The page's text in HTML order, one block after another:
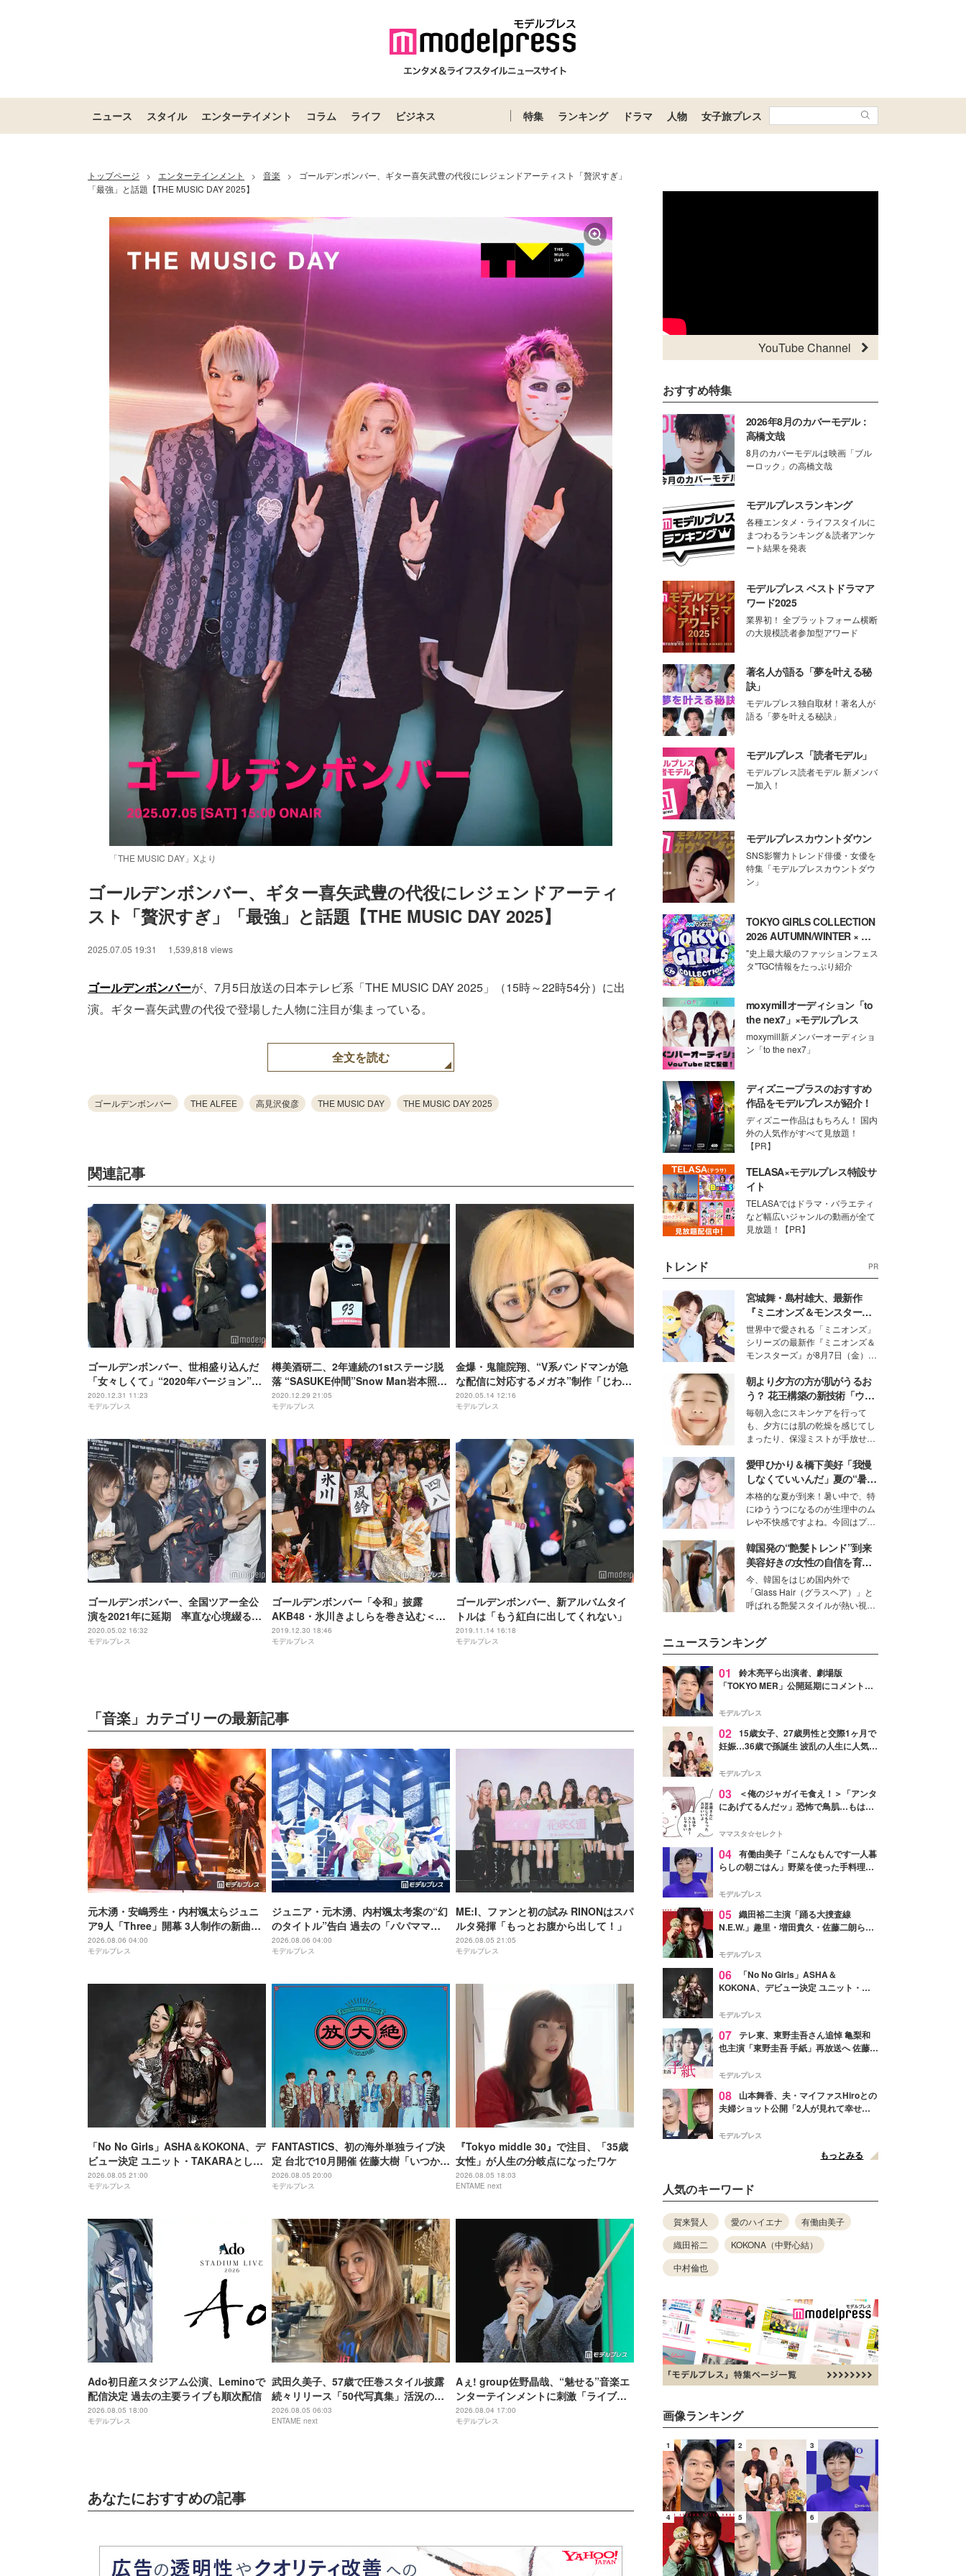
ニュース スタイル エンターテイメント コラム ライフ ビジネス 特集 ランキング ドラマ 人物 女子旅プレス
トップページ > エンターテインメント > 音楽 >
ゴールデンボンバー、ギター喜矢武豊の代役にレジェンドアーティスト「贅沢すぎ」
「最強」と話題【THE MUSIC DAY 2025】
「THE MUSIC DAY」Xより
ゴールデンボンバー、ギター喜矢武豊の代役にレジェンドアーティ
スト「贅沢すぎ」「最強」と話題【THE MUSIC DAY 2025】
2025.07.05 19:31 1,539,818 views
ゴールデンボンバーが、7月5日放送の日本テレビ系「THE MUSIC DAY 2025」（15時～22時54分）に出
演。ギター喜矢武豊の代役で登場した人物に注目が集まっている。
全文を読む
ゴールデンボンバー THE ALFEE 高見沢俊彦 THE MUSIC DAY THE MUSIC DAY 2025
関連記事
ゴールデンボンバー、世相盛り込んだ
「女々しくて」“2020年バージョン”が
話題「元気をもらった」「秀逸」
2020.12.31 11:23
モデルプレス
樽美酒研二、2年連続の1stステージ脱
落 “SASUKE仲間”Snow Man岩本照も
涙＜SASUKE2020＞
2020.12.29 21:05
モデルプレス
金爆・鬼龍院翔、“V系バンドマンが急
な配信に対応するメガネ”制作「じわじ
わ来る」「グッズ化希望」
2020.05.14 12:16
モデルプレス
ゴールデンボンバー、全国ツアー全公
演を2021年に延期 率直な心境綴る
「絶対に気持ちは折りません」
2020.05.02 16:32
モデルプレス
ゴールデンボンバー「令和」披露
AKB48・氷川きよしらを巻き込む＜レ
コ大＞
2019.12.30 18:46
モデルプレス
ゴールデンボンバー、新アルバムタイ
トルは「もう紅白に出してくれない」
2019.11.14 16:18
モデルプレス
「音楽」カテゴリーの最新記事
元木湧・安嶋秀生・内村颯太らジュニ
ア9人「Three」開幕 3人制作の新曲＆
手描きセットに込めた想い「もっと前
に進んで夢を掴みたい」【ゲネプロレ
2026.08.06 04:00
モデルプレス
ジュニア・元木湧、内村颯太考案の“幻
のタイトル”告白 過去の「パパママ一
番」を例に「颯太の作戦は成功」
【Three】
2026.08.06 04:00
モデルプレス
ME:I、ファンと初の試み RINONはスパ
ルタ発揮「もっとお腹から出して！」
2026.08.05 21:05
モデルプレス
「No No Girls」ASHA＆KOKONA、デ
ビュー決定 ユニット・TAKARAとして
セルフプロデュース楽曲リリースへ
2026.08.05 21:00
モデルプレス
FANTASTICS、初の海外単独ライブ決
定 台北で10月開催 佐藤大樹「いつか実
現させたいと思っていた」
2026.08.05 20:00
モデルプレス
『Tokyo middle 30』で注目、「35歳
女性」が人生の分岐点になったワケ
2026.08.05 18:03
ENTAME next
Ado初日産スタジアム公演、Leminoで
配信決定 過去の主要ライブも順次配信
2026.08.05 18:00
モデルプレス
武田久美子、57歳で圧巻スタイル披露
続々リリース「50代写真集」活況の背
景
2026.08.05 06:03
ENTAME next
Aぇ! group佐野晶哉、“魅せる”音楽エ
ンターテインメントに刺激「ライブで
こんな風なパフォーマンスをしてみた
い」【blast ブラスト！】
2026.08.04 17:00
モデルプレス
あなたにおすすめの記事
YouTube Channel
おすすめ特集
2026年8月のカバーモデル：
高橋文哉
8月のカバーモデルは映画「ブル
ーロック」の高橋文哉
モデルプレスランキング
各種エンタメ・ライフスタイルに
まつわるランキング＆読者アンケ
ート結果を発表
モデルプレス ベストドラマア
ワード2025
業界初！ 全プラットフォーム横断
の大規模読者参加型アワード
著名人が語る「夢を叶える秘
訣」
モデルプレス独自取材！著名人が
語る「夢を叶える秘訣」
モデルプレス「読者モデル」
モデルプレス読者モデル 新メンバ
ー加入！
モデルプレスカウントダウン
SNS影響力トレンド俳優・女優を
特集「モデルプレスカウントダウ
ン」
TOKYO GIRLS COLLECTION
2026 AUTUMN/WINTER × モ
デルプレス
"史上最大級のファッションフェス
タ"TGC情報をたっぷり紹介
moxymillオーディション「to
the nex7」×モデルプレス
moxymill新メンバーオーディショ
ン「to the nex7」
ディズニープラスのおすすめ
作品をモデルプレスが紹介！
ディズニー作品はもちろん！ 国内
外の人気作がすべて見放題！
【PR】
TELASA×モデルプレス特設サ
イト
TELASAではドラマ・バラエティ
など幅広いジャンルの動画が全て
見放題！【PR】
トレンド PR
宮城舞・島村雄大、最新作
『ミニオンズ＆モンスター
ズ』の魅力熱弁 ハチャメチャ
だけじゃない“友情と絆”に感
動
世界中で愛される「ミニオンズ」
シリーズの最新作『ミニオンズ＆
モンスターズ』が8月7日（金）に
ニオン好き”という共通点を持つモ
デルの宮城舞と島村雄大の特別対
談をお届け！それぞれの視点か
ら、今作ならではの魅力や予想外
の感動をもたらす奥深いストーリ
ーについて熱く語り合ってもらっ
た。
朝より夕方の方が肌がうるお
う？ 花王構築の新技術「ウォ
ーターキャプチャリングスキ
ン（捕水肌）」がスキンケア
の常識を変える予感
毎朝入念にスキンケアを行って
も、夕方には肌の乾燥を感じてし
まったり、保湿ミストが手放せな
な美容の常識を大きく変える可能
性を秘めた、革新的な「Water
Capturing Skin（ウォーターキャ
プチャリングスキン：捕水肌）」
技術を、花王が構築した。
愛甲ひかり＆橋下美好「我慢
しなくていいんだ」夏の“暑さ
対策”の新しい選択肢とは？
本格的な夏が到来！暑い中で、特
にゆううつになるのが生理中のム
レや不快感ですよね。今回はプラ
モデル・愛甲ひかりさんと橋下美
好さんを迎えて本音で女子会トー
ク。猛暑のお出かけを快適に過ご
すヒントや、2人が感動した夏の
生理の新常識にも迫りました。
韓国発の“艶髪トレンド”到来
美容好きの女性の自信を育む
「ヘアケア事情」って？
今、韓国をはじめ国内外で
「Glass Hair（グラスヘア）」と
呼ばれる艶髪スタイルが熱い視線
して、“髪そのものの美しさ”に改
めて注目する人が増えている様
子。今回は、そんな憧れの艶やか
な髪を日常で叶える、美容好きの
ます。
ニュースランキング
01
鈴木亮平ら出演者、劇場版
「TOKYO MER」公開延期にコメント
最大の敬意とエールを」
モデルプレス
02 15歳女子、27歳男性と交際1ヶ月で
妊娠…36歳で孫誕生 波乱の人生に人気タ
よ！」
モデルプレス
03
＜俺のジャガイモ食え！＞「アンタ
にあげてるんだッ」恐怖で鳥肌…もはや
ママスタ☆セレクト
04 有働由美子「こんなもんです一人暮
らしの朝ごはん」野菜を使った手料理公
そう」と反響
モデルプレス
05 織田裕二主演「踊る大捜査線
N.E.W.」趣里・増田貴久・佐藤二朗ら新
徴する“謎のキーワード”も
モデルプレス
06
「No No Girls」ASHA＆
KOKONA、デビュー決定 ユニット・
リリースへ
モデルプレス
07 テレ東、東野圭吾さん追悼 亀梨和
也主演「東野圭吾 手紙」再放送へ 佐藤隆
モデルプレス
08
山本舞香、夫・マイファスHiroとの
夫婦ショット公開「2人が見れて幸せ」
モデルプレス
もっとみる
人気のキーワード
賀来賢人 愛のハイエナ
有働由美子
織田裕二
KOKONA（中野心結）
中村倫也
画像ランキング
1 2 3
4 5 6